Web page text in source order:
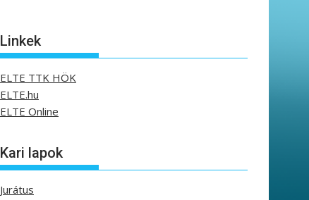
Linkek
ELTE TTK HÖK
ELTE.hu
ELTE Online
Kari lapok
Jurátus